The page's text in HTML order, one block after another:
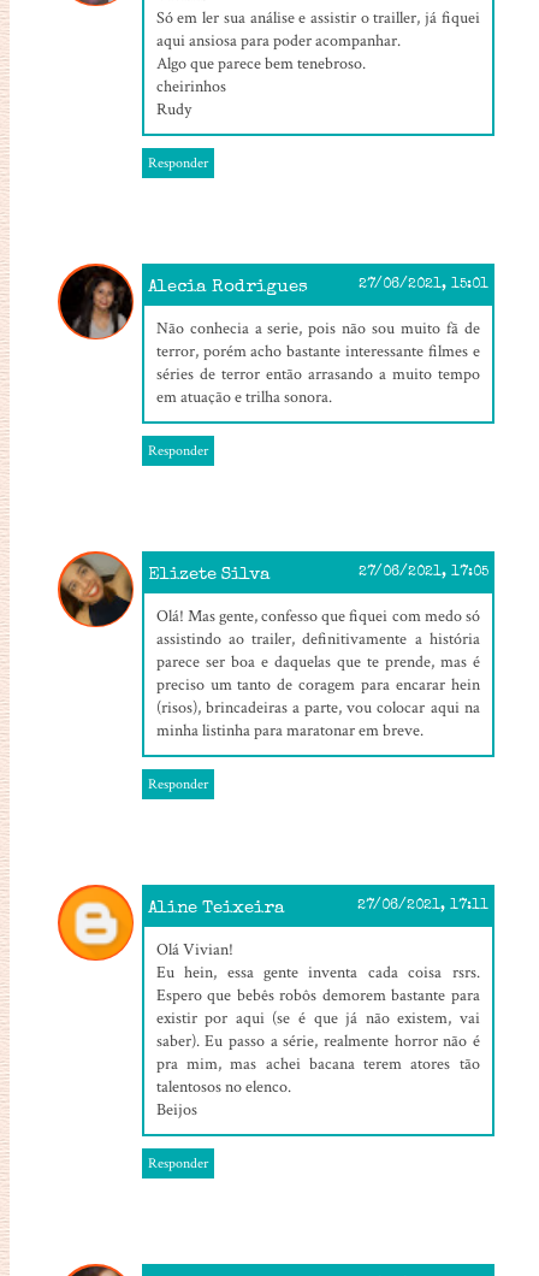
Só em ler sua análise e assistir o trailler, já fiquei
aqui ansiosa para poder acompanhar.
Algo que parece bem tenebroso.
cheirinhos
Rudy
Responder
Alecia Rodrigues 27/06/2021, 15:01
Não conhecia a serie, pois não sou muito fã de
terror, porém acho bastante interessante filmes e
séries de terror então arrasando a muito tempo
em atuação e trilha sonora.
Responder
Elizete Silva 27/06/2021, 17:05
Olá! Mas gente, confesso que fiquei com medo só
assistindo ao trailer, definitivamente a história
parece ser boa e daquelas que te prende, mas é
preciso um tanto de coragem para encarar hein
(risos), brincadeiras a parte, vou colocar aqui na
minha listinha para maratonar em breve.
Responder
Aline Teixeira 27/06/2021, 17:11
Olá Vivian!
Eu hein, essa gente inventa cada coisa rsrs.
Espero que bebês robôs demorem bastante para
existir por aqui (se é que já não existem, vai
saber). Eu passo a série, realmente horror não é
pra mim, mas achei bacana terem atores tão
talentosos no elenco.
Beijos
Responder